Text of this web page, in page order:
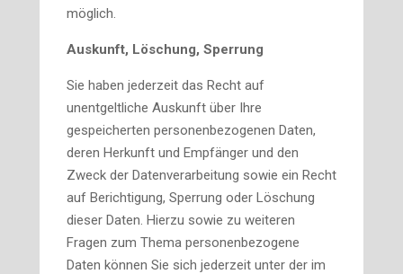
möglich.
Auskunft, Löschung, Sperrung
Sie haben jederzeit das Recht auf
unentgeltliche Auskunft über Ihre
gespeicherten personenbezogenen Daten,
deren Herkunft und Empfänger und den
Zweck der Datenverarbeitung sowie ein Recht
auf Berichtigung, Sperrung oder Löschung
dieser Daten. Hierzu sowie zu weiteren
Fragen zum Thema personenbezogene
Daten können Sie sich jederzeit unter der im